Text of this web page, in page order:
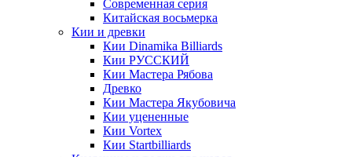
Современная серия
Китайская восьмерка
Кии и древки
Кии Dinamika Billiards
Кии РУССКИЙ
Кии Мастера Рябова
Древко
Кии Мастера Якубовича
Кии уцененные
Кии Vortex
Кии Startbilliards